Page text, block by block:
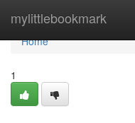
mylittlebookmark
Home
Home
1